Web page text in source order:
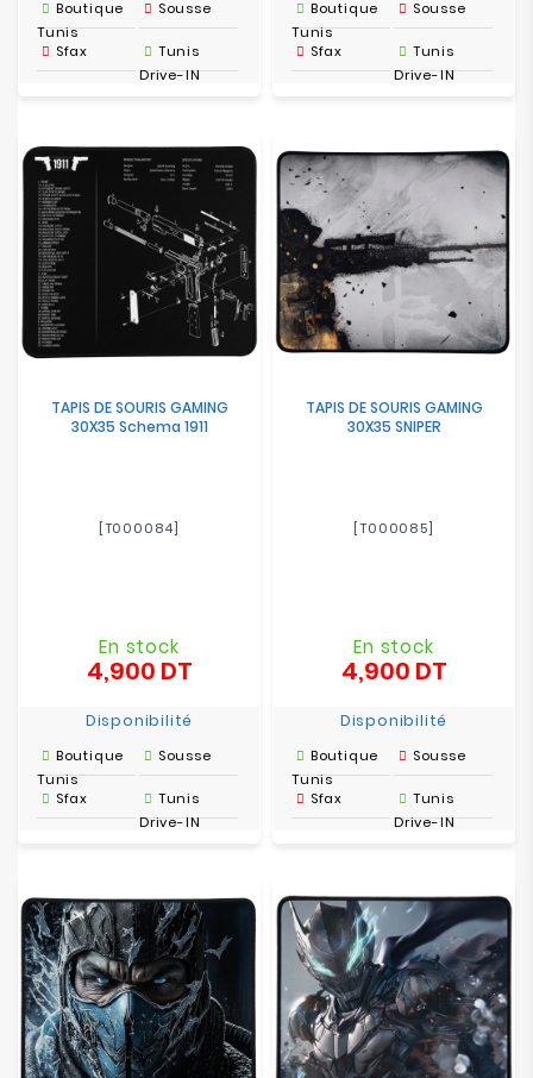
Boutique
Tunis
Sousse
Sfax
Tunis
Drive-IN
Boutique
Tunis
Sousse
Sfax
Tunis
Drive-IN
TAPIS DE SOURIS GAMING
30X35 Schema 1911
[T000084]
En stock
4,900 DTPrix
Disponibilité
Boutique
Tunis
Sousse
Sfax
Tunis
Drive-IN
TAPIS DE SOURIS GAMING
30X35 SNIPER
[T000085]
En stock
4,900 DTPrix
Disponibilité
Boutique
Tunis
Sousse
Sfax
Tunis
Drive-IN